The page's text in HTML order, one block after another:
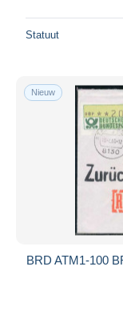
Statuut
Nieuw
BRD ATM1-100